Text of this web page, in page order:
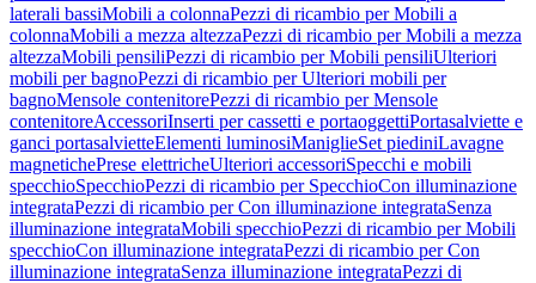
laterali bassiMobili a colonnaPezzi di ricambio per Mobili a
colonnaMobili a mezza altezzaPezzi di ricambio per Mobili a mezza
altezzaMobili pensiliPezzi di ricambio per Mobili pensiliUlteriori
mobili per bagnoPezzi di ricambio per Ulteriori mobili per
bagnoMensole contenitorePezzi di ricambio per Mensole
contenitoreAccessoriInserti per cassetti e portaoggettiPortasalviette e
ganci portasalvietteElementi luminosiManiglieSet piediniLavagne
magnetichePrese elettricheUlteriori accessoriSpecchi e mobili
specchioSpecchioPezzi di ricambio per SpecchioCon illuminazione
integrataPezzi di ricambio per Con illuminazione integrataSenza
illuminazione integrataMobili specchioPezzi di ricambio per Mobili
specchioCon illuminazione integrataPezzi di ricambio per Con
illuminazione integrataSenza illuminazione integrataPezzi di